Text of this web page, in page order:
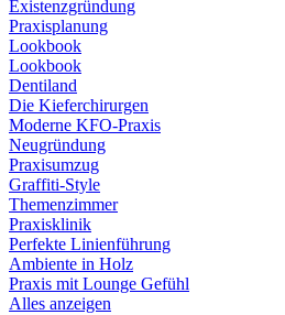
Existenzgründung
Praxisplanung
Lookbook
Lookbook
Dentiland
Die Kieferchirurgen
Moderne KFO-Praxis
Neugründung
Praxisumzug
Graffiti-Style
Themenzimmer
Praxisklinik
Perfekte Linienführung
Ambiente in Holz
Praxis mit Lounge Gefühl
Alles anzeigen